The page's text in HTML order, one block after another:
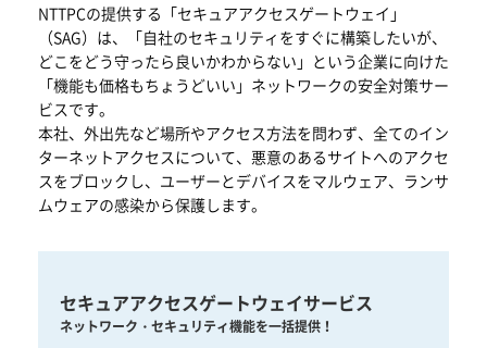
NTTPCの提供する「セキュアアクセスゲートウェイ」
（SAG）は、「自社のセキュリティをすぐに構築したいが、
どこをどう守ったら良いかわからない」という企業に向けた
「機能も価格もちょうどいい」ネットワークの安全対策サー
ビスです。
本社、外出先など場所やアクセス方法を問わず、全てのイン
ターネットアクセスについて、悪意のあるサイトへのアクセ
スをブロックし、ユーザーとデバイスをマルウェア、ランサ
ムウェアの感染から保護します。
セキュアアクセスゲートウェイサービス
ネットワーク・セキュリティ機能を一括提供！